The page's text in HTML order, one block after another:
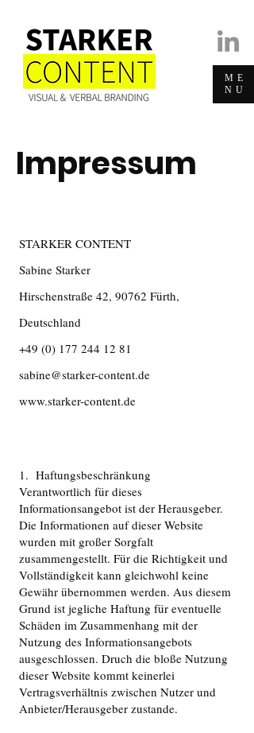
ME
NU
Impressum
STARKER CONTENT
Sabine Starker
Hirschenstraße 42, 90762 Fürth,
Deutschland
+49 (0) 177 244 12 81
sabine@starker-content.de
www.starker-content.de
1. Haftungsbeschränkung
Verantwortlich für dieses
Informationsangebot ist der Herausgeber.
Die Informationen auf dieser Website
wurden mit großer Sorgfalt
zusammengestellt. Für die Richtigkeit und
Vollständigkeit kann gleichwohl keine
Gewähr übernommen werden. Aus diesem
Grund ist jegliche Haftung für eventuelle
Schäden im Zusammenhang mit der
Nutzung des Informationsangebots
ausgeschlossen. Druch die bloße Nutzung
dieser Website kommt keinerlei
Vertragsverhältnis zwischen Nutzer und
Anbieter/Herausgeber zustande.